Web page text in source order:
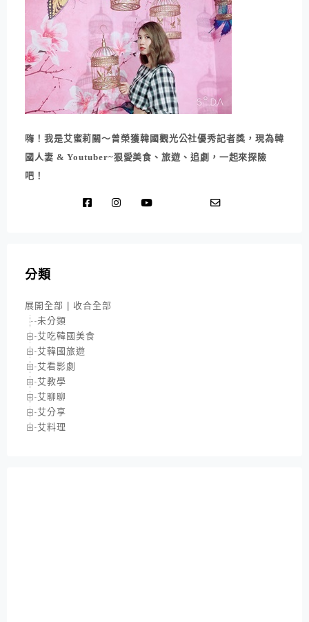
嗨！我是艾蜜莉關～曾榮獲韓國觀光公社優秀記者獎，現為韓
國人妻 & Youtuber~狠愛美食、旅遊、追劇，一起來探險
吧！
分類
展開全部
收合全部
未分類
艾吃韓國美食
艾韓國旅遊
艾看影劇
艾教學
艾聊聊
艾分享
艾料理